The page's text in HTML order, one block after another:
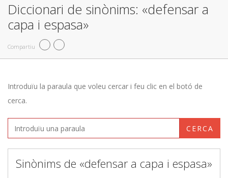
Diccionari de sinònims: «defensar a
capa i espasa»
Compartiu
Introduïu la paraula que voleu cercar i feu clic en el botó de
cerca.
CERCA
Sinònims de «defensar a capa i espasa»